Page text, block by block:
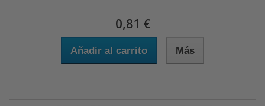
0,81 €
Añadir al carrito Más